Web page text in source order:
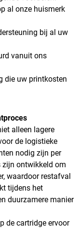
al onze huismerk
bij al uw
vanuit ons
die uw printkosten
alleen lagere
de logistieke
nodig zijn per
zijn ontwikkeld om
waardoor restafval
tijdens het
duurzamere manier
de cartridge ervoor